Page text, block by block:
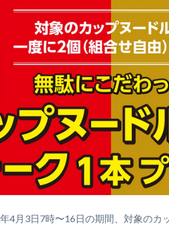
4月3日7時〜16日の期間、対象のカ